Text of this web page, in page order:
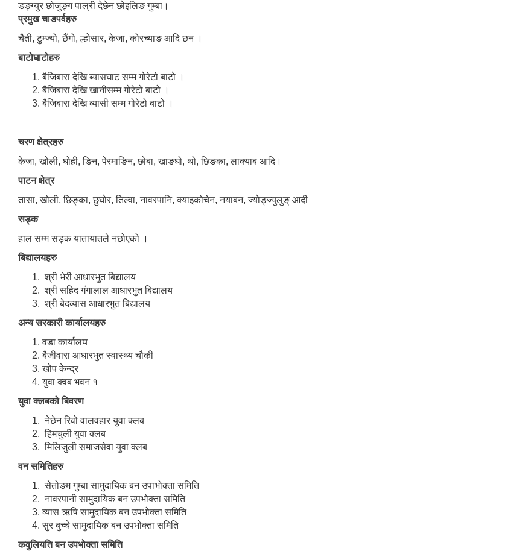
डङ्ग्युर छोजुङ्ग पाल्री देछेन छोइलिङ गुम्बा।
प्रमुख चाडपर्वहरु
चैती, टुम्ज्यो, छैंगो, ल्होसार, केजा, कोरच्याङ आदि छन ।
बाटोघाटोहरु
बैजिबारा देखि ब्यासघाट सम्म गोरेटो बाटो ।
बैजिबारा देखि खानीसम्म गोरेटो बाटो ।
बैजिबारा देखि ब्यासी सम्म गोरेटो बाटो ।
चरण क्षेत्रहरु
केजा, खोली, घोही, ङिन, पेरमाङिन, छोबा, खाङघो, थो, छिङका, लाक्याब आदि।
पाटन क्षेत्र
तासा, खोली, छिङ्का, छुघोर, तिल्वा, नावरपानि, क्याइकोचेन, नयाबन, ज्योङ्ज्युलुङ् आदी
सड्क
हाल सम्म सड्क यातायातले नछोएको ।
बिद्यालयहरु
श्री भेरी आधारभुत बिद्यालय
श्री सहिद गंगालाल आधारभुत बिद्यालय
श्री बेदव्यास आधारभुत बिद्यालय
अन्य सरकारी कार्यालयहरु
वडा कार्यालय
बैजीवारा आधारभुत स्वास्थ्य चौकी
खोप केन्द्र
युवा क्वब भवन १
युवा क्लबको बिवरण
नेछेन रिवो वालवहार युवा क्लब
हिमचुली युवा क्लब
मिलिजुली समाजसेवा युवा क्लब
वन समितिहरु
सेतोङम गुम्बा सामुदायिक बन उपाभोक्ता समिति
नावरपानी सामुदायिक बन उपभोक्ता समिति
व्यास ऋषि सामुदायिक बन उपभोक्ता समिति
सुर बुच्चे सामुदायिक बन उपभोक्ता समिति
कवुलियति बन उपभोक्ता समिति